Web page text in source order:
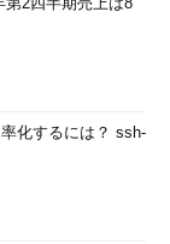
じ大きさ（価
度（図1）という2
どのような特徴
確認しましょ
化するには？ ssh-